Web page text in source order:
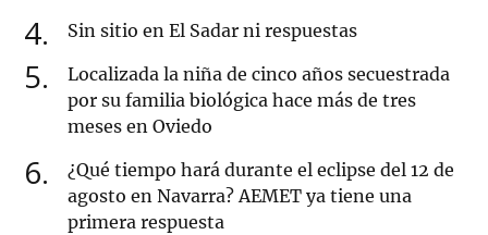
4 Sin sitio en El Sadar ni respuestas
5
Localizada la niña de cinco años secuestrada
por su familia biológica hace más de tres
meses en Oviedo
6
¿Qué tiempo hará durante el eclipse del 12 de
agosto en Navarra? AEMET ya tiene una
primera respuesta